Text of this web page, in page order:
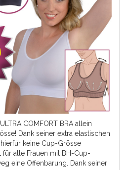
COMFORT BRA allein
Dank seiner extra elastischen
keine Cup-Grösse
für alle Frauen mit BH-Cup-
eine Offenbarung. Dank seiner